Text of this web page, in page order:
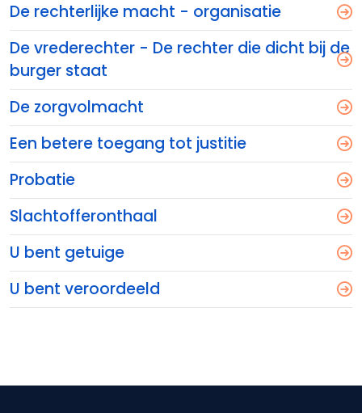
De rechterlijke macht - organisatie
De vrederechter - De rechter die dicht bij de
burger staat
De zorgvolmacht
Een betere toegang tot justitie
Probatie
Slachtofferonthaal
U bent getuige
U bent veroordeeld